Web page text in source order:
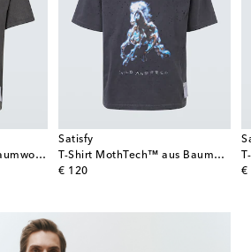
T-Shirt MothTech aus Baumwoll-Jersey
Satisfy
T-Shirt MothTech™ aus Baumwoll-Jersey
€ 120
original price €